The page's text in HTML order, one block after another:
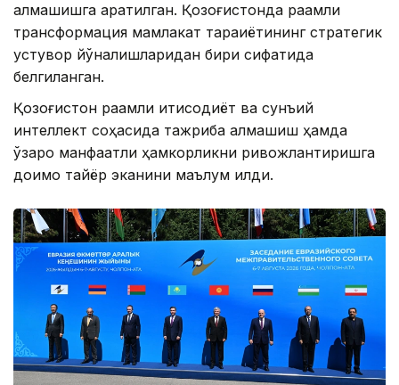
алмашишга қаратилган. Қозоғистонда рақамли
трансформация мамлакат тараққиётининг стратегик
устувор йўналишларидан бири сифатида
белгиланган.
Қозоғистон рақамли иқтисодиёт ва сунъий
интеллект соҳасида тажриба алмашиш ҳамда
ўзаро манфаатли ҳамкорликни ривожлантиришга
доимо тайёр эканини маълум қилди.